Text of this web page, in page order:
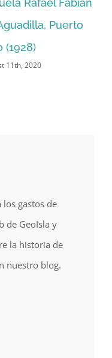
Rafael Fabián
Puerto
(1928)
11th, 2020
gastos de
de GeoIsla y
la historia de
nuestro blog.